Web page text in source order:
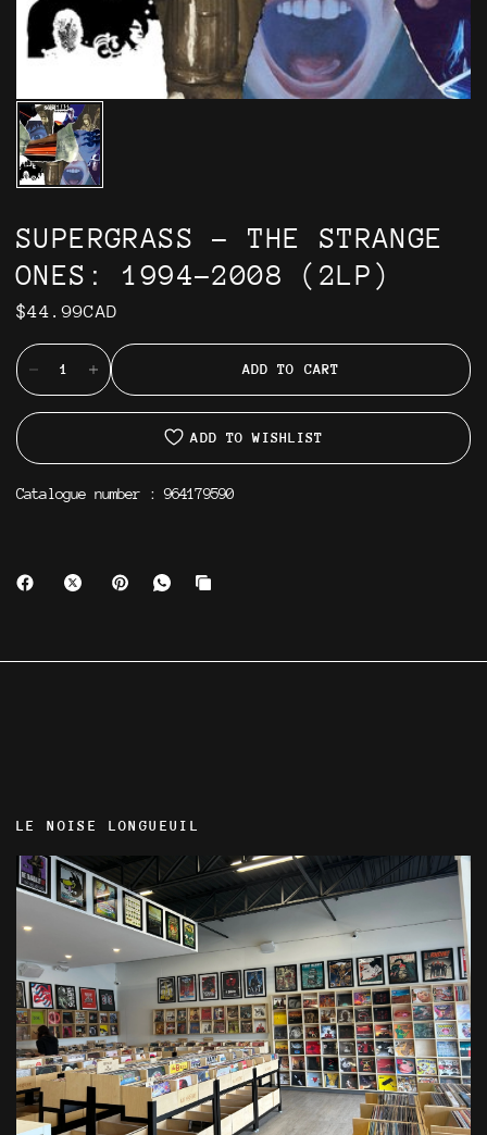
SUPERGRASS - THE STRANGE
ONES: 1994-2008 (2LP)
$44.99CAD
ADD TO CART
ADD TO WISHLIST
Catalogue number : 964179590
LE NOISE LONGUEUIL